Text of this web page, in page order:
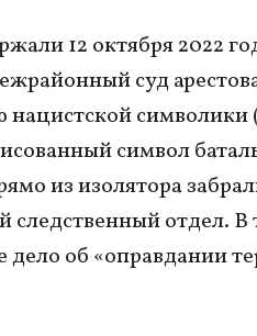
12 октября 2022
суд
символики
символ
из изолятора
следственный отдел.
дело об «оправдании